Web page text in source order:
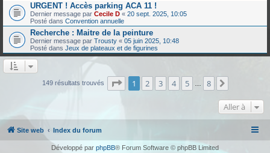
URGENT ! Accès parking ACA 11 !
Dernier message par Cecile D « 20 sept. 2025, 10:05
Posté dans Convention annuelle
Recherche : Maitre de la peinture
Dernier message par Trousty « 05 juin 2025, 10:48
Posté dans Jeux de plateaux et de figurines
149 résultats trouvés Page sur8
1 2 3 4 5 8
Aller à
Site web Index du forum
Développé par phpBB® Forum Software © phpBB Limited